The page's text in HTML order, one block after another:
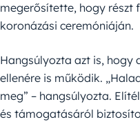
megerősítette, hogy részt
koronázási ceremóniáján.
Hangsúlyozta azt is,
ellenére is működik.
meg” – hangsúlyozta.
és támogatásáról